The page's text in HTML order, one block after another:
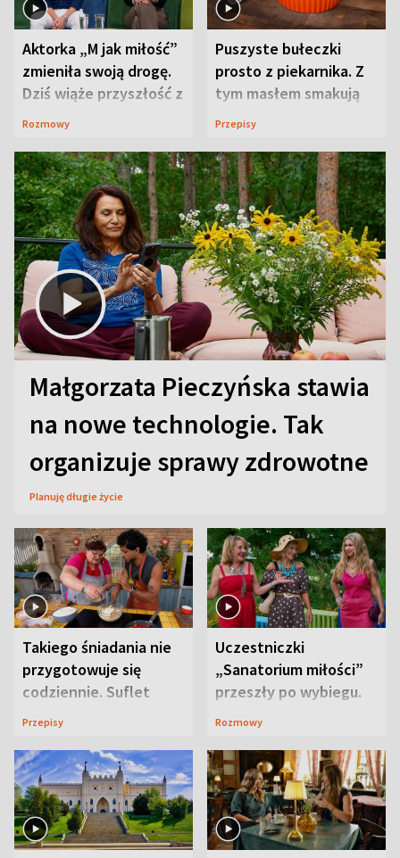
Aktorka „M jak miłość”
zmieniła swoją drogę.
Dziś wiąże przyszłość z
neurobiologią
Rozmowy
Puszyste bułeczki
prosto z piekarnika. Z
tym masłem smakują
jeszcze lepiej
Przepisy
Małgorzata Pieczyńska stawia
na nowe technologie. Tak
organizuje sprawy zdrowotne
Planuję długie życie
Takiego śniadania nie
przygotowuje się
codziennie. Suflet
serowy zachwyca
Przepisy
Uczestniczki
„Sanatorium miłości”
przeszły po wybiegu.
Te stylizacje
Rozmowy